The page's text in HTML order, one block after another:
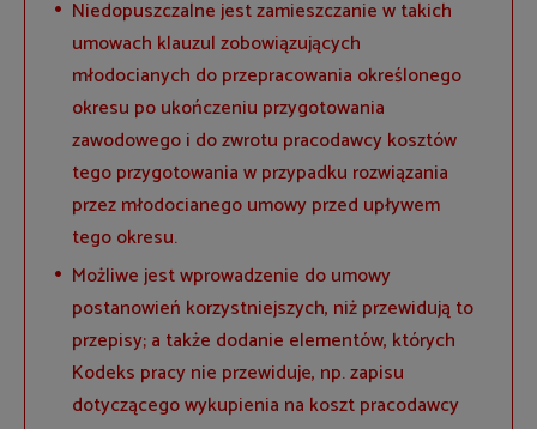
Niedopuszczalne jest zamieszczanie w takich
umowach klauzul zobowiązujących
młodocianych do przepracowania określonego
okresu po ukończeniu przygotowania
zawodowego i do zwrotu pracodawcy kosztów
tego przygotowania w przypadku rozwiązania
przez młodocianego umowy przed upływem
tego okresu.
Możliwe jest wprowadzenie do umowy
postanowień korzystniejszych, niż przewidują to
przepisy; a także dodanie elementów, których
Kodeks pracy nie przewiduje, np. zapisu
dotyczącego wykupienia na koszt pracodawcy